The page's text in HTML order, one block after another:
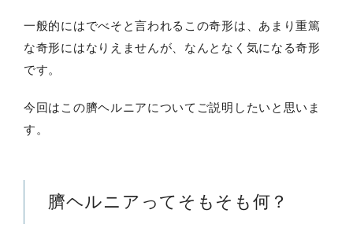
一般的にはでべそと言われるこの奇形は、あまり重篤
な奇形にはなりえませんが、なんとなく気になる奇形
です。
今回はこの臍ヘルニアについてご説明したいと思いま
す。
臍ヘルニアってそもそも何？